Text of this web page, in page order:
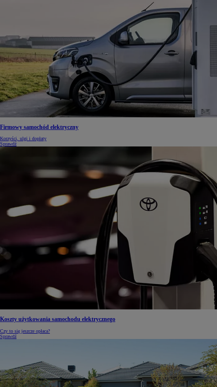
Firmowy samochód elektryczny
Korzyści, ulgi i dopłaty
Sprawdź
Koszty użytkowania samochodu elektrycznego
Czy to się jeszcze opłaca?
Sprawdź